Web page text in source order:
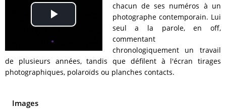
Play
Video
chacun de ses numéros à un
photographe contemporain. Lui
seul a la parole, en off,
commentant
chronologiquement un travail
de plusieurs années, tandis que défilent à l'écran tirages
photographiques, polaroïds ou planches contacts.
Images